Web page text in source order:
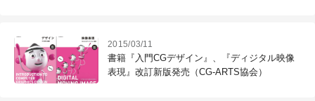
2015/03/11
書籍『入門CGデザイン』、『ディジタル映像
表現』改訂新版発売（CG-ARTS協会）